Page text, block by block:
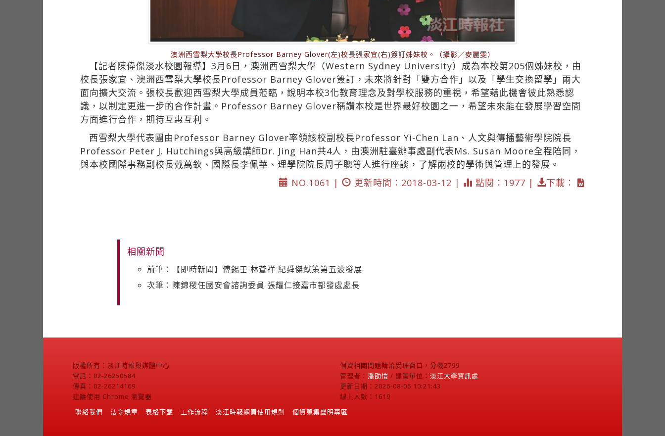
澳洲西雪梨大學校長Professor Barney Glover(左)校長張家宜(右)簽訂姊妹校。（攝影／麥麗雯）
【記者陳偉傑淡水校園報導】3月6日，澳洲西雪梨大學（Western Sydney University）成為本校第205個姊妹校，由
校長張家宜、澳洲西雪梨大學校長Professor Barney Glover簽訂，未來將針對「雙方合作」以及「學生交換留學」兩大
面向擴大交流。張校長歡迎西雪梨大學成員蒞臨，說明本校3化教育理念及對學校服務的重視，希望藉此機會彼此熟悉認
識，以制定更進一步的合作計畫。Professor Barney Glover稱讚本校是世界最好校園之一，希望未來能在發展學習空間
方面進行合作，期待互惠互利。
西雪梨大學代表團由Professor Barney Glover率領該校副校長Professor Yi-Chen Lan、人文與傳播藝術學院院長
Professor Peter J. Hutchings與高級講師Dr. Jing Han共4人，由澳洲駐臺辦事處副代表Ms. Susan Moore全程陪同，
與本校國際事務副校長戴萬欽、國際長李佩華、理學院院長周子聰等人進行座談，了解兩校的學術與管理上的發展。
NO.1061 |
更新時間：2018-03-12 | 點閱：1977 | 下載：
相關新聞
前筆：【即時新聞】傅錫壬 林蒼祥 紀舜傑獻策第五波發展
次筆：陳錦稷任國安會諮詢委員 張耀仁接嘉市都發處處長
版權所有：淡江時報與媒體中心
電話：02-26250584
傳真：02-26214169
建議使用 Chrome 瀏覽器
個資相關問題請洽受理窗口，分機2799
管理者： 潘劭愷 / 建置單位： 淡江大學資訊處
更新日期：2026-08-06 10:21:43
線上人數：1619
聯絡我們
法令規章 表格下載 工作流程 淡江時報網頁使用規則 個資蒐集聲明專區